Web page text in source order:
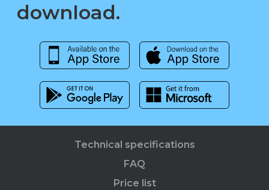
download.
Technical specifications
FAQ
Price list